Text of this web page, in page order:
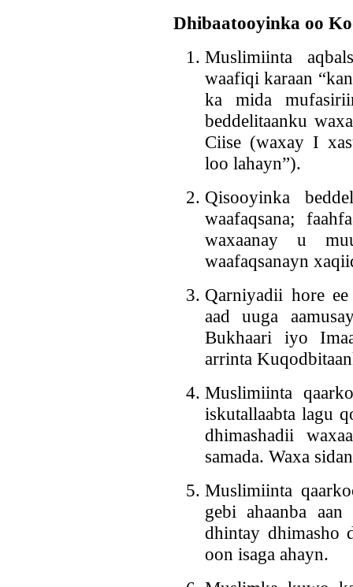
Dhibaatooyinka oo
Muslimiinta
waafiqi karaan
ka mida
beddelitaanku
Ciise (waxay I
loo lahayn”).
Qisooyinka
waafaqsana;
waxaanay u
waafaqsanayn
Qarniyadii hore
aad uuga
Bukhaari iyo
arrinta
Muslimiinta
iskutallaabta lagu
dhimashadii
samada. Waxa
Muslimiinta
gebi ahaanba
dhintay dhimasho
oon isaga ahayn.